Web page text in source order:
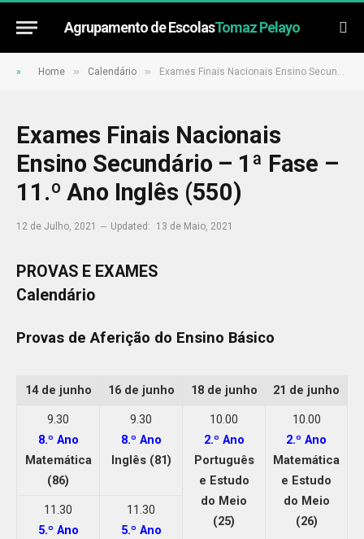
Agrupamento de EscolasTomaz Pelayo
» Home » Calendário » Exames Finais Nacionais Ensino Secundário – 1ª Fase – 11.º Ano Inglês (550)
Exames Finais Nacionais
Ensino Secundário – 1ª Fase –
11.º Ano Inglês (550)
12 de Julho, 2021 Updated: 13 de Maio, 2021
PROVAS E EXAMES
Calendário
Provas de Aferição do Ensino Básico
14 de junho 16 de junho 18 de junho
21 de junho
9.30
8.º Ano
Matemática
(86)
9.30
8.º Ano
Inglês (81)
10.00
2.º Ano
Português
e Estudo
do Meio
(25)
10.00
2.º Ano
Matemática
e Estudo
do Meio
(26)
11.30
5.º Ano
11.30
5.º Ano